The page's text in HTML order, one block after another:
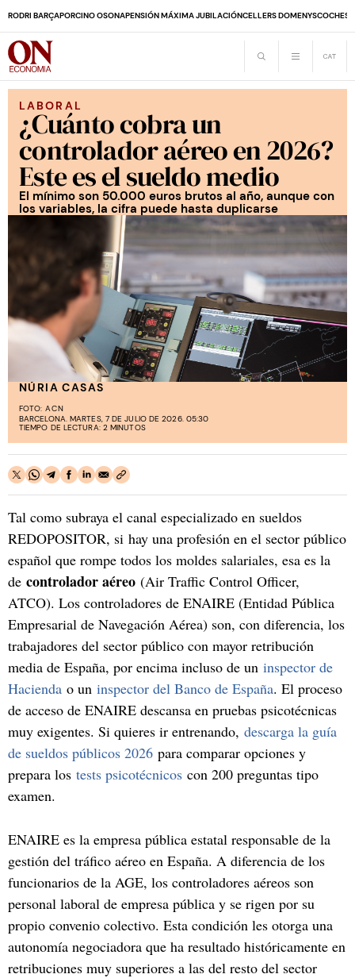
RODRI BARÇAPORCINO OSONAPENSIÓN MÁXIMA JUBILACIÓNCELLERS DOMENYSCOCHES
LABORAL
¿Cuánto cobra un
controlador aéreo en 2026?
Este es el sueldo medio
El mínimo son 50.000 euros brutos al año, aunque con
los variables, la cifra puede hasta duplicarse
NÚRIA CASAS
FOTO: ACN
BARCELONA. MARTES, 7 DE JULIO DE 2026. 05:30
TIEMPO DE LECTURA: 2 MINUTOS
Tal como subraya el canal especializado en sueldos
REDOPOSITOR, si hay una profesión en el sector público
español que rompe todos los moldes salariales, esa es la
de controlador aéreo (Air Traffic Control Officer,
ATCO). Los controladores de ENAIRE (Entidad Pública
Empresarial de Navegación Aérea) son, con diferencia, los
trabajadores del sector público con mayor retribución
media de España, por encima incluso de un inspector de
Hacienda o un inspector del Banco de España. El proceso
de acceso de ENAIRE descansa en pruebas psicotécnicas
muy exigentes. Si quieres ir entrenando, descarga la guía
de sueldos públicos 2026 para comparar opciones y
prepara los tests psicotécnicos con 200 preguntas tipo
examen.
ENAIRE es la empresa pública estatal responsable de la
gestión del tráfico aéreo en España. A diferencia de los
funcionarios de la AGE, los controladores aéreos son
personal laboral de empresa pública y se rigen por su
propio convenio colectivo. Esta condición les otorga una
autonomía negociadora que ha resultado históricamente en
retribuciones muy superiores a las del resto del sector